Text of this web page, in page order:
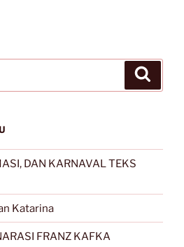
DAN KARNAVAL TEKS
Katarina
FRANZ KAFKA